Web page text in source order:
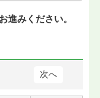
進みください。
次へ